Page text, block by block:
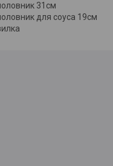
31см
для соуса 19см